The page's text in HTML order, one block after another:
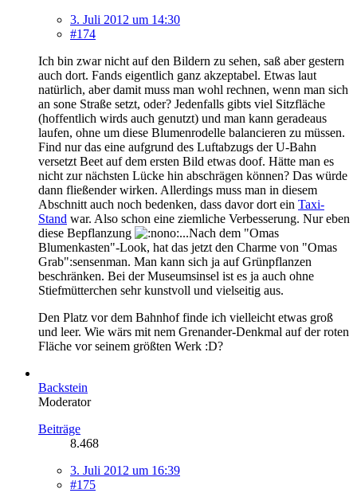
3. Juli 2012 um 14:30
#174
Ich bin zwar nicht auf den Bildern zu sehen, saß aber gestern
auch dort. Fands eigentlich ganz akzeptabel. Etwas laut
natürlich, aber damit muss man wohl rechnen, wenn man sich
an sone Straße setzt, oder? Jedenfalls gibts viel Sitzfläche
(hoffentlich wirds auch genutzt) und man kann geradeaus
laufen, ohne um diese Blumenrodelle balancieren zu müssen.
Find nur das eine aufgrund des Luftabzugs der U-Bahn
versetzt Beet auf dem ersten Bild etwas doof. Hätte man es
nicht zur nächsten Lücke hin abschrägen können? Das würde
dann fließender wirken. Allerdings muss man in diesem
Abschnitt auch noch bedenken, dass davor dort ein Taxi-
Stand war. Also schon eine ziemliche Verbesserung. Nur eben
diese Bepflanzung
...Nach dem "Omas
Blumenkasten"-Look, hat das jetzt den Charme von "Omas
Grab":sensenman. Man kann sich ja auf Grünpflanzen
beschränken. Bei der Museumsinsel ist es ja auch ohne
Stiefmütterchen sehr kunstvoll und vielseitig aus.
Den Platz vor dem Bahnhof finde ich vielleicht etwas groß
und leer. Wie wärs mit nem Grenander-Denkmal auf der roten
Fläche vor seinem größten Werk :D?
Backstein
Moderator
Beiträge
8.468
3. Juli 2012 um 16:39
#175